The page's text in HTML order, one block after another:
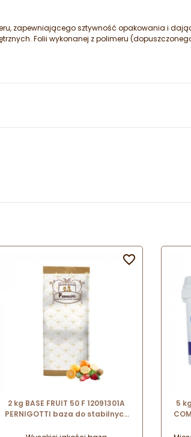
zapewniającego sztywność opakowania i
Folii wykonanej z polimeru
2 kg BASE FRUIT 50 F 12091301A
PERNIGOTTI baza do stabilnych

5